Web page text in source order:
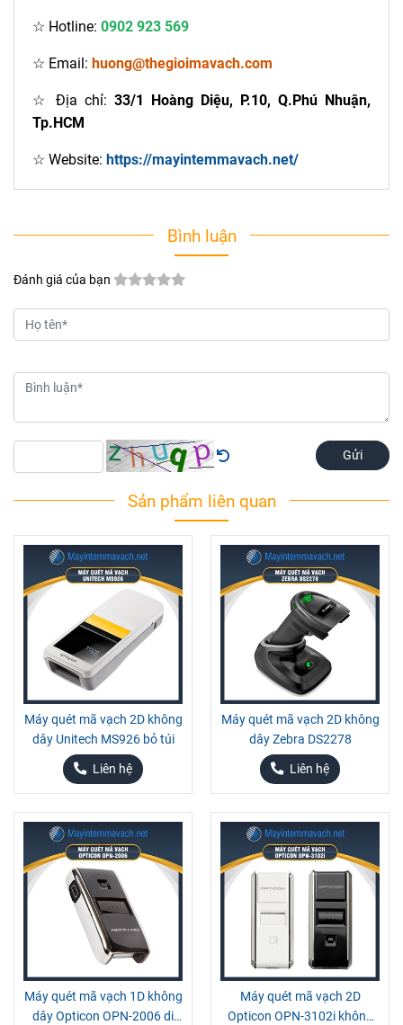
☆ Hotline: 0902 923 569
☆ Email: huong@thegioimavach.com
☆ Địa chỉ: 33/1 Hoàng Diệu, P.10, Q.Phú Nhuận,
Tp.HCM
☆ Website: https://mayintemmavach.net/
Bình luận
Đánh giá của bạn
Gửi
Sản phẩm liên quan
Máy quét mã vạch 2D không
dây Unitech MS926 bỏ túi
Liên hệ
Máy quét mã vạch 2D không
dây Zebra DS2278
Liên hệ
Máy quét mã vạch 1D không
dây Opticon OPN-2006 di
Máy quét mã vạch 2D
Opticon OPN-3102i không